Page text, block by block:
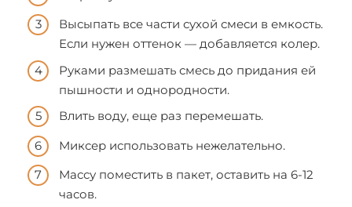
Высыпать все части сухой смеси в емкость.
Если нужен оттенок — добавляется колер.
Руками размешать смесь до придания ей
пышности и однородности.
Влить воду, еще раз перемешать.
Миксер использовать нежелательно.
Массу поместить в пакет, оставить на 6-12
часов.